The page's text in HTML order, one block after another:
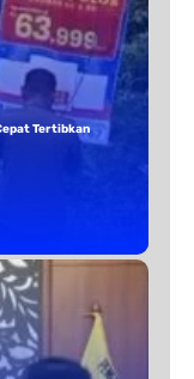
Tertibkan